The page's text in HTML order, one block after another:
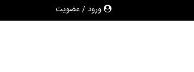
ورود / عضویت